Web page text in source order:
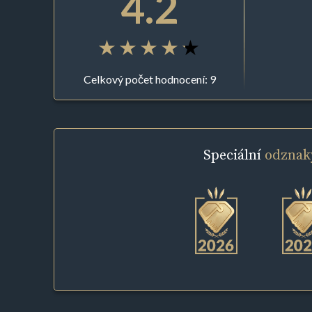
Celkový počet hodnocení: 9
Speciální